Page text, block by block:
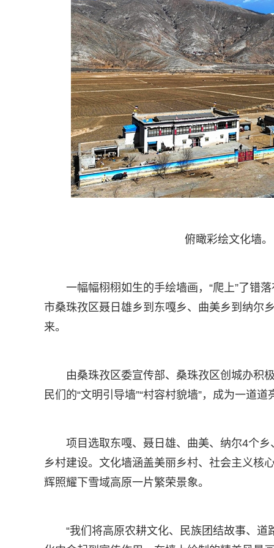
俯瞰彩绘文化
一幅幅栩栩如生的手绘墙画，“爬上”了错
市桑珠孜区聂日雄乡到东嘎乡、曲美乡到纳尔
来。
由桑珠孜区委宣传部、桑珠孜区创城办积
民们的“文明引导墙”“村容村貌墙”，成为一道
项目选取东嘎、聂日雄、曲美、纳尔4个
乡村建设。文化墙涵盖美丽乡村、社会主义核
辉照耀下雪域高原一片繁荣景象。
“我们将高原农耕文化、民族团结故事、